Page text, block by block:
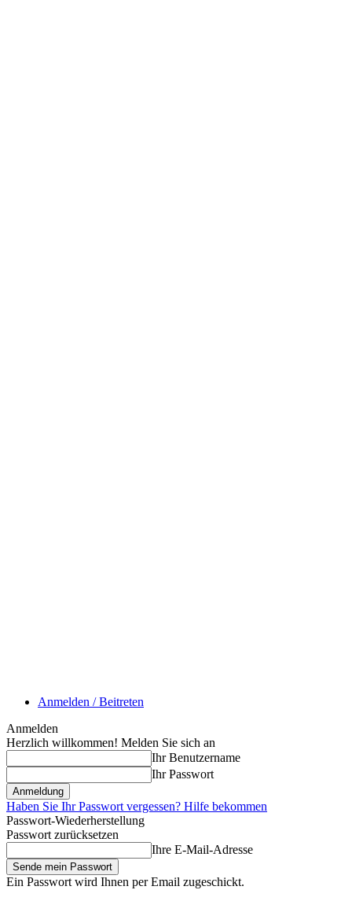
Anmelden / Beitreten
Anmelden
Herzlich willkommen! Melden Sie sich an
Ihr Benutzername
Ihr Passwort
Haben Sie Ihr Passwort vergessen? Hilfe bekommen
Passwort-Wiederherstellung
Passwort zurücksetzen
Ihre E-Mail-Adresse
Ein Passwort wird Ihnen per Email zugeschickt.